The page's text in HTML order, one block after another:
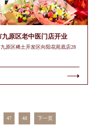
原区老中医门店开业
原区稀土开发区向阳花苑底店28
47 48 下一页